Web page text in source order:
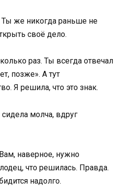
же никогда раньше не
своё дело.
раз. Ты всегда отвечал
позже». А тут
Я решила, что это знак.
сидела молча, вдруг
наверное, нужно
что решилась. Правда.
надолго.